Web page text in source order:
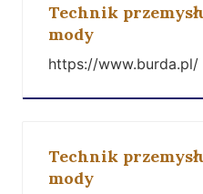
Technik
mody
https://www.burda.pl/
Technik
mody